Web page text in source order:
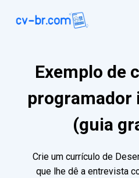
Exemplo de
programador
(guia
Crie um currículo de
que lhe dê a entrevista